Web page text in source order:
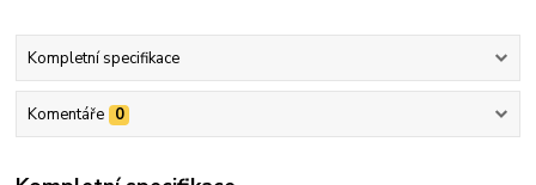
Kompletní specifikace
Komentáře 0